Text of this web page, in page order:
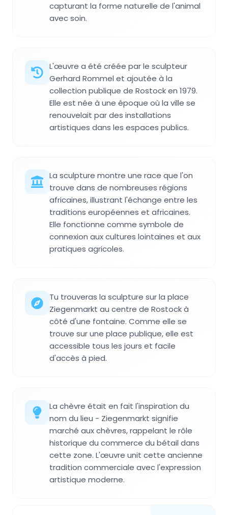
capturant la forme naturelle de l'animal
avec soin.
L'œuvre a été créée par le sculpteur
Gerhard Rommel et ajoutée à la
collection publique de Rostock en 1979.
Elle est née à une époque où la ville se
renouvelait par des installations
artistiques dans les espaces publics.
La sculpture montre une race que l'on
trouve dans de nombreuses régions
africaines, illustrant l'échange entre les
traditions européennes et africaines.
Elle fonctionne comme symbole de
connexion aux cultures lointaines et aux
pratiques agricoles.
Tu trouveras la sculpture sur la place
Ziegenmarkt au centre de Rostock à
côté d'une fontaine. Comme elle se
trouve sur une place publique, elle est
accessible tous les jours et facile
d'accès à pied.
La chèvre était en fait l'inspiration du
nom du lieu - Ziegenmarkt signifie
marché aux chèvres, rappelant le rôle
historique du commerce du bétail dans
cette zone. L'œuvre unit cette ancienne
tradition commerciale avec l'expression
artistique moderne.